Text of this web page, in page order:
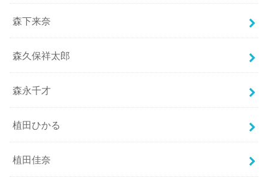
森下来奈
森久保祥太郎
森永千才
植田ひかる
植田佳奈